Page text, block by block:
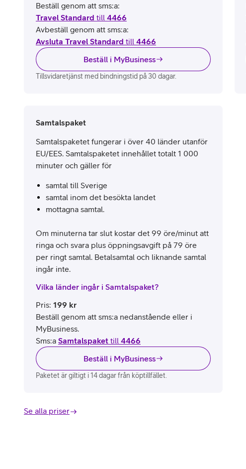
Beställ genom att sms:a:
Travel Standard till 4466
Avbeställ genom att sms:a:
Avsluta Travel Standard till 4466
Beställ i MyBusiness
Tillsvidaretjänst med bindningstid på 30 dagar.
Samtalspaket
Samtalspaketet fungerar i över 40 länder utanför
EU/EES. Samtalspaketet innehållet totalt 1 000
minuter och gäller för
samtal till Sverige
samtal inom det besökta landet
mottagna samtal.
Om minuterna tar slut kostar det 99 öre/minut att
ringa och svara plus öppningsavgift på 79 öre
per ringt samtal. Betalsamtal och liknande samtal
ingår inte.
Vilka länder ingår i Samtalspaket?
Pris: 199 kr
Beställ genom att sms:a nedanstående eller i
MyBusiness.
Sms:a Samtalspaket till 4466
Beställ i MyBusiness
Paketet är giltigt i 14 dagar från köptillfället.
Se alla priser